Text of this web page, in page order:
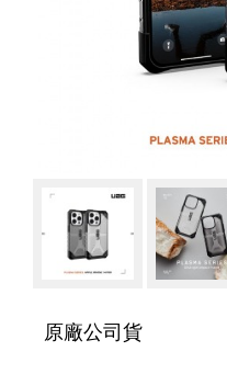
原廠公司貨